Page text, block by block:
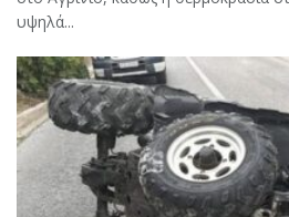
υψηλά...